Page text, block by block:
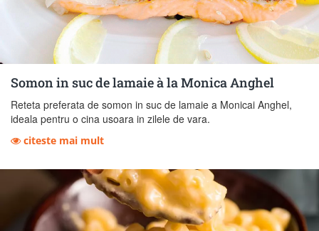
Somon in suc de lamaie à la Monica Anghel
Reteta preferata de somon in suc de lamaie a Monicai Anghel,
ideala pentru o cina usoara in zilele de vara.
citeste mai mult